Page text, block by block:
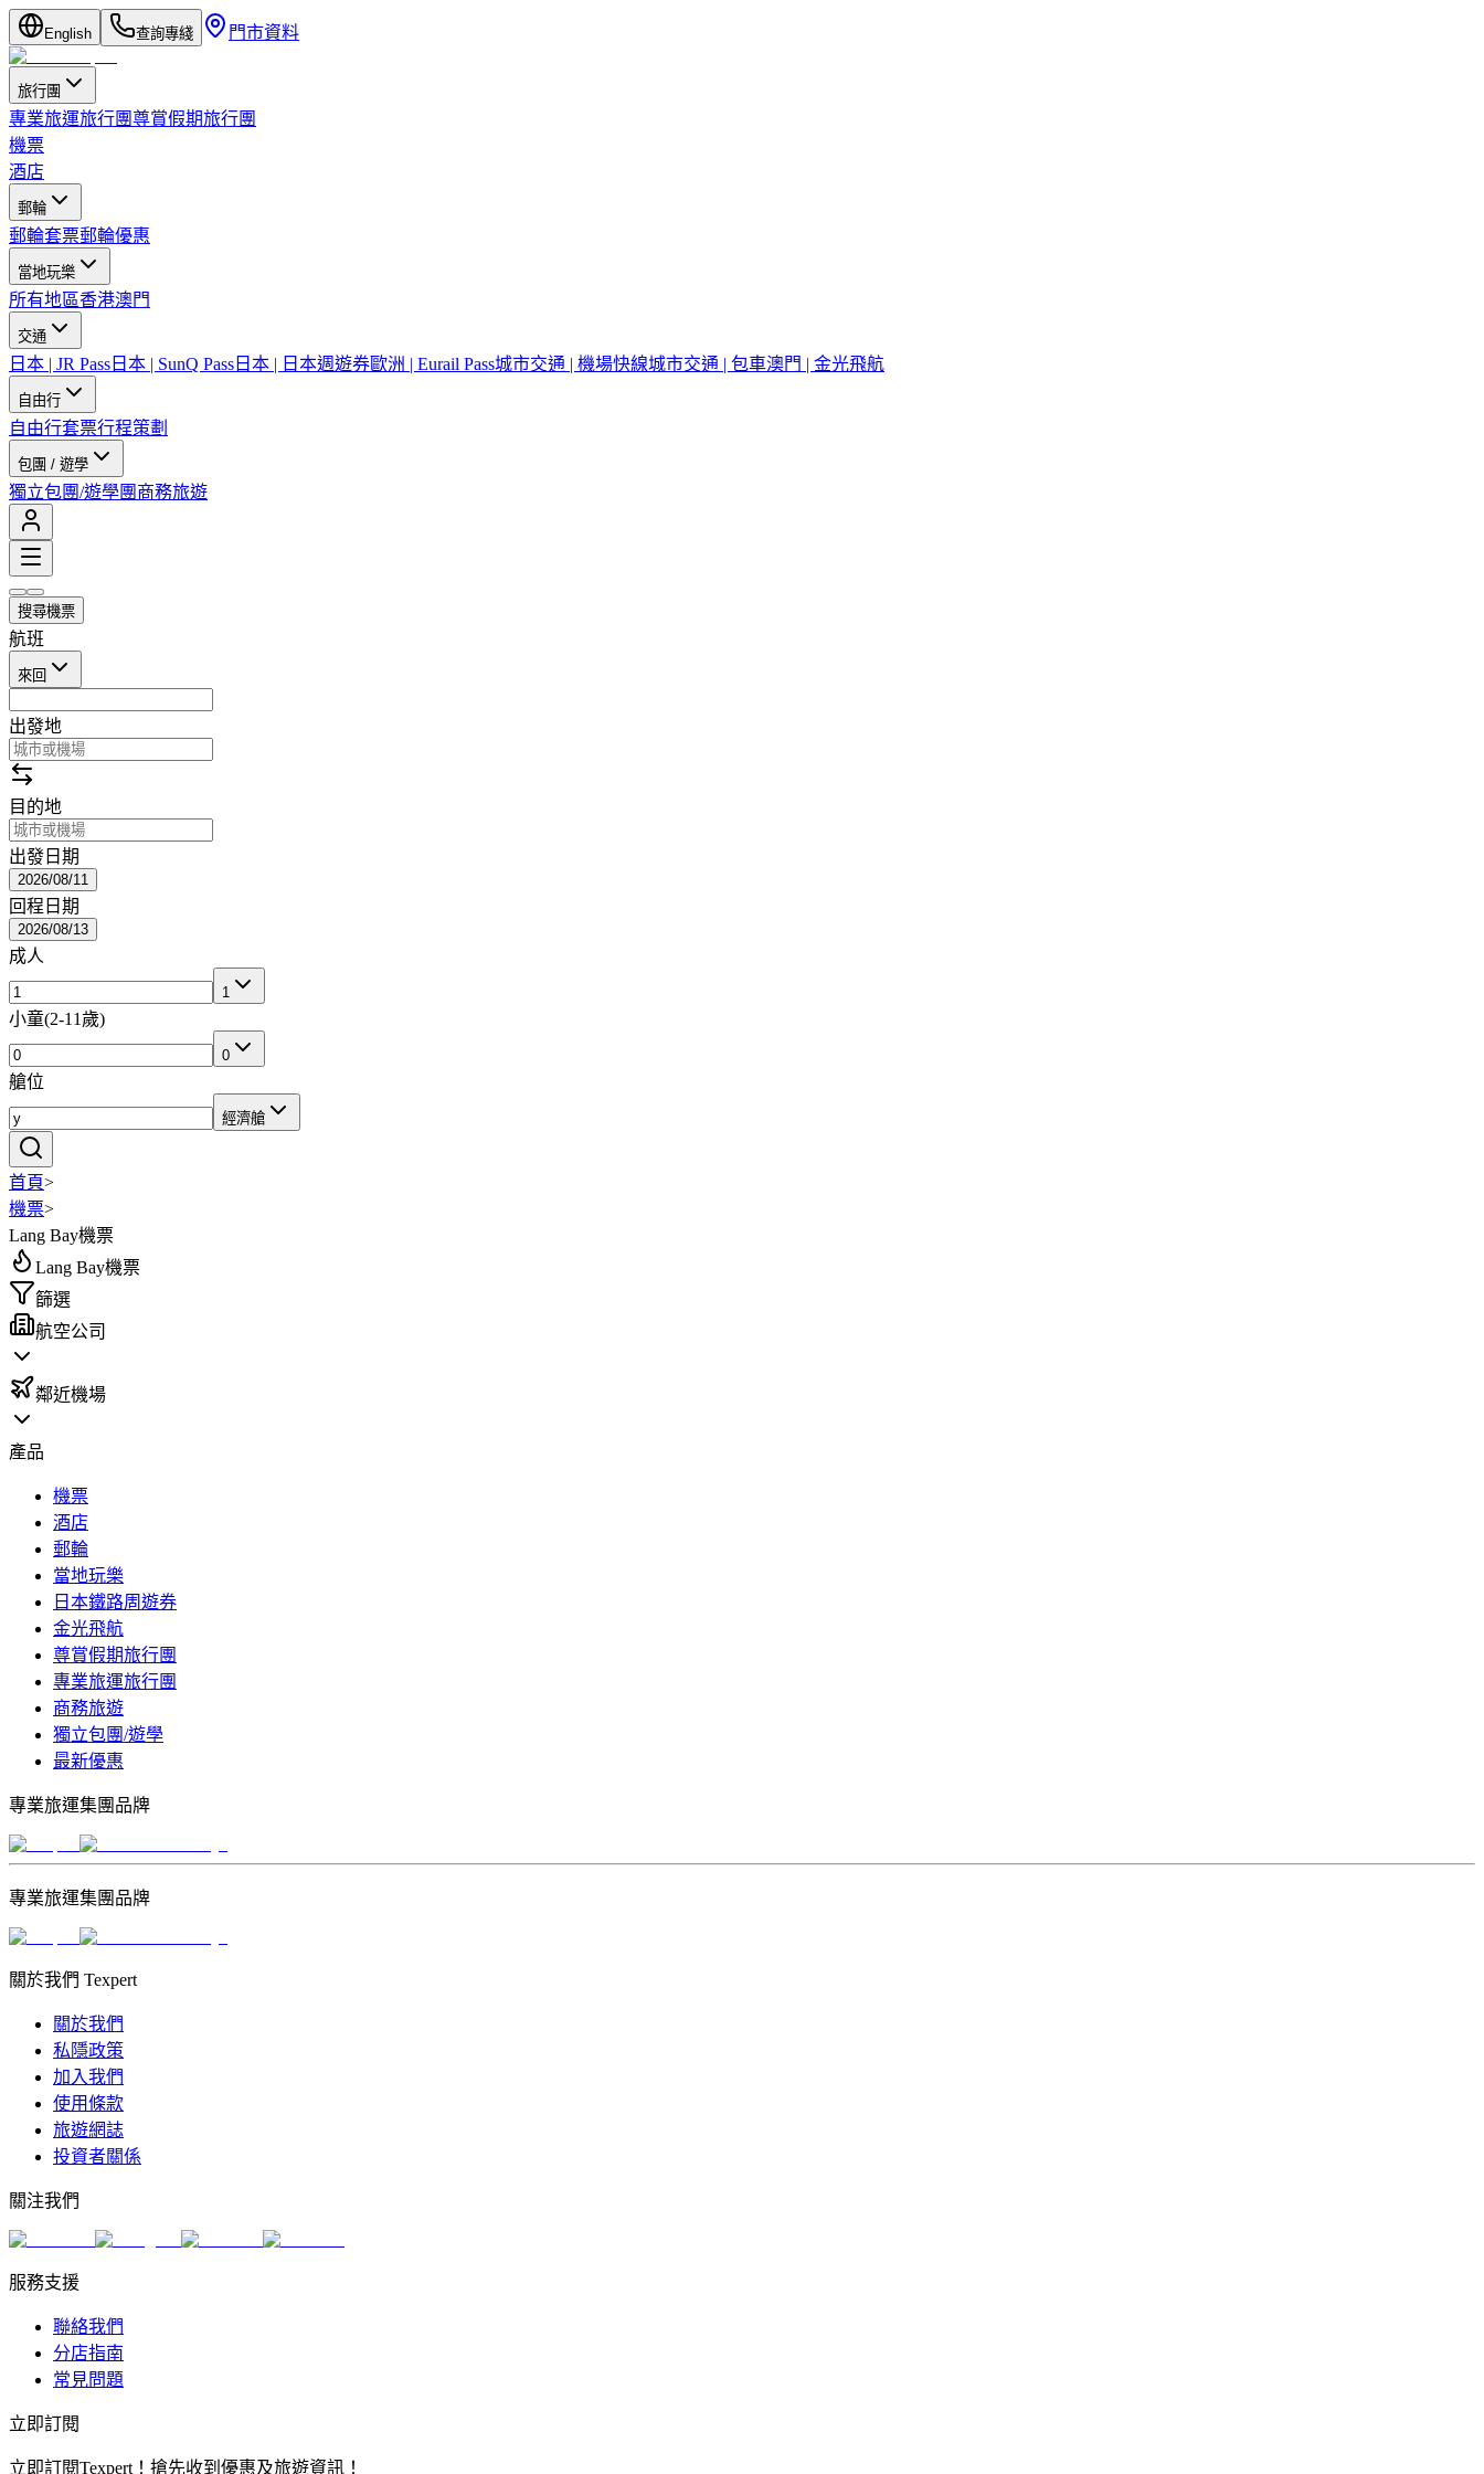
English 查詢專綫 門市資料
旅行團
專業旅運旅行團尊賞假期旅行團
機票
酒店
郵輪
郵輪套票郵輪優惠
當地玩樂
所有地區香港澳門
交通
日本 | JR Pass 日本 | SunQ Pass 日本 | 日本週遊券歐洲 | Eurail Pass城市交通 | 機場快線城市交通 | 包車澳門 | 金光飛航
自由行
自由行套票行程策劃
包團 / 遊學
獨立包團/遊學團 商務旅遊
搜尋機票
航班
來回
出發地
目的地
出發日期
2026/08/11
回程日期
2026/08/13
成人
1
小童(2-11歲)
0
艙位
經濟艙
首頁>
機票>
Lang Bay機票
Lang Bay機票
篩選
航空公司
鄰近機場
產品
機票
酒店
郵輪
當地玩樂
日本鐵路周遊券
金光飛航
尊賞假期旅行團
專業旅運旅行團
商務旅遊
獨立包團/遊學
最新優惠
專業旅運集團品牌
專業旅運集團品牌
關於我們 Texpert
關於我們
私隱政策
加入我們
使用條款
旅遊網誌
投資者關係
關注我們
服務支援
聯絡我們
分店指南
常見問題
立即訂閱
立即訂閱Texpert！搶先收到優惠及旅遊資訊！